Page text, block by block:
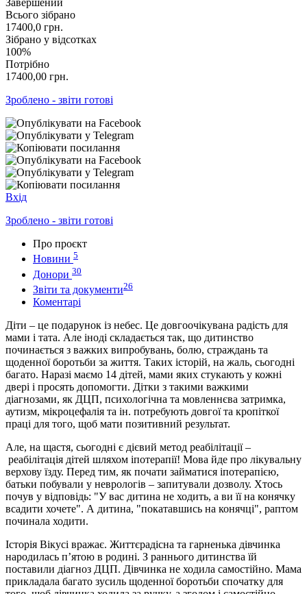
Всього зібрано
17400,0 грн.
Зібрано у відсотках
100%
Потрібно
17400,00 грн.
Зроблено - звіти готові
Вхід
Зроблено - звіти готові
Про проєкт
Новини 5
Донори 30
Звіти та документи26
Коментарі
Діти – це подарунок із небес. Це довгоочікувана радість для
мами і тата. Але іноді складається так, що дитинство
починається з важких випробувань, болю, страждань та
щоденної боротьби за життя. Таких історій, на жаль, сьогодні
багато. Наразі маємо 14 дітей, мами яких стукають у кожні
двері і просять допомогти. Дітки з такими важкими
діагнозами, як ДЦП, психологічна та мовленнєва затримка,
аутизм, мікроцефалія та ін. потребують довгої та кропіткої
праці для того, щоб мати позитивний результат.
Але, на щастя, сьогодні є дієвий метод реабілітації –
реабілітація дітей шляхом іпотерапії! Мова йде про лікувальну
верхову їзду. Перед тим, як почати займатися іпотерапією,
батьки побували у неврологів – запитували дозволу. Хтось
почув у відповідь: "У вас дитина не ходить, а ви її на конячку
всадити хочете". А дитина, "покатавшись на конячці", раптом
починала ходити.
Історія Вікусі вражає. Життєрадісна та гарненька дівчинка
народилась п’ятою в родині. З раннього дитинства їй
поставили діагноз ДЦП. Дівчинка не ходила самостійно. Мама
прикладала багато зусиль щоденної боротьби спочатку для